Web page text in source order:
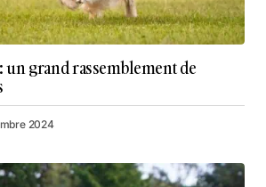
un grand rassemblement de
2024